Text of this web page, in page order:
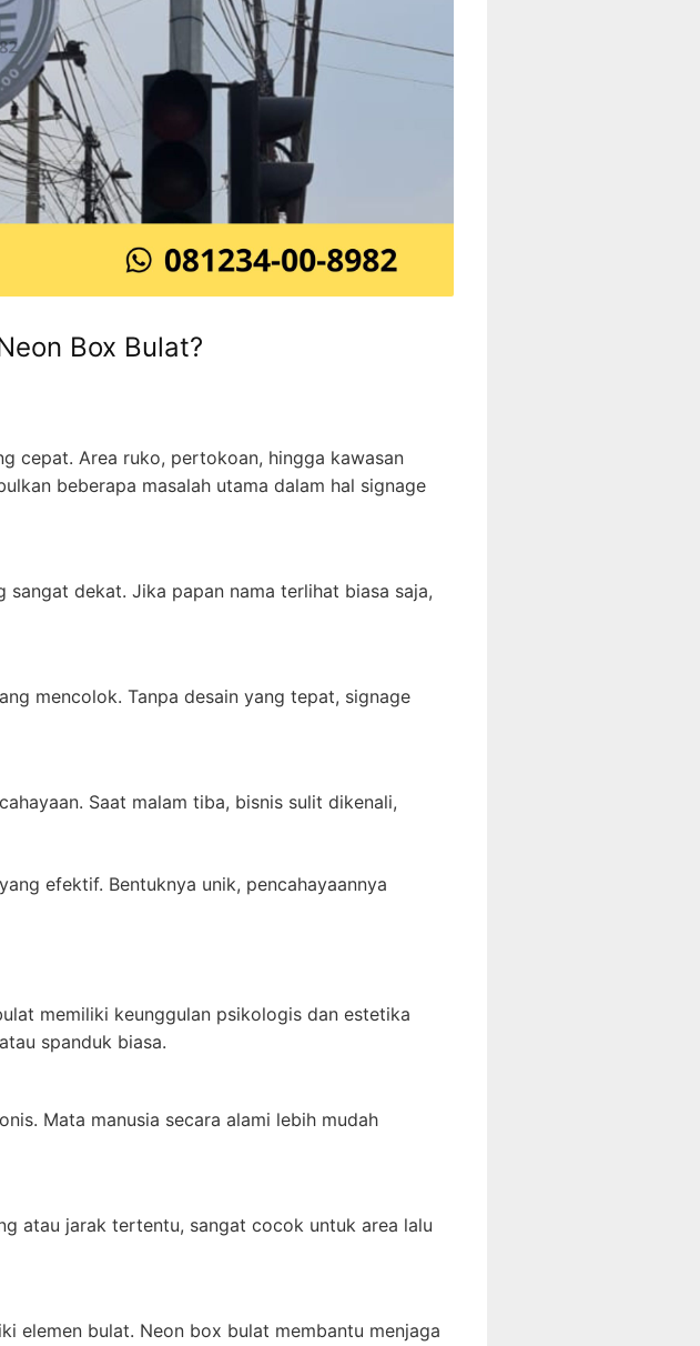
Box Bulat?
cepat. Area ruko, pertokoan, hingga kawasan
beberapa masalah utama dalam hal signage
sangat dekat. Jika papan nama terlihat biasa saja,
mencolok. Tanpa desain yang tepat, signage
Saat malam tiba, bisnis sulit dikenali,
efektif. Bentuknya unik, pencahayaannya
memiliki keunggulan psikologis dan estetika
spanduk biasa.
Mata manusia secara alami lebih mudah
atau jarak tertentu, sangat cocok untuk area lalu
elemen bulat. Neon box bulat membantu menjaga